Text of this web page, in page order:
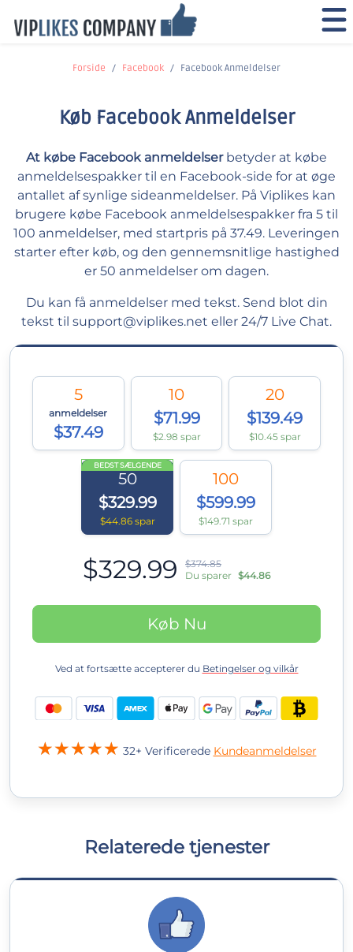
Forside Facebook Facebook Anmeldelser
Køb Facebook Anmeldelser
At købe Facebook anmeldelserbetyder at købe
anmeldelsespakker til en Facebook-side for at øge
antallet af synlige sideanmeldelser. På Viplikes kan
brugere købe Facebook anmeldelsespakker fra 5 til
100 anmeldelser, med startpris på 37.49. Leveringen
starter efter køb, og den gennemsnitlige hastighed
er 50 anmeldelser om dagen.
Du kan få anmeldelser med tekst. Send blot din
tekst til support@viplikes.net eller 24/7 Live Chat.
5
anmeldelser
$37.49
10
$71.99
$2.98 spar
20
$139.49
$10.45 spar
BEDST SÆLGENDE
50
$329.99
$44.86 spar
100
$599.99
$149.71 spar
$329.99
$374.85
Du sparer $44.86
Køb Nu
Ved at fortsætte accepterer du Betingelser og vilkår
32+ Verificerede Kundeanmeldelser
Relaterede tjenester